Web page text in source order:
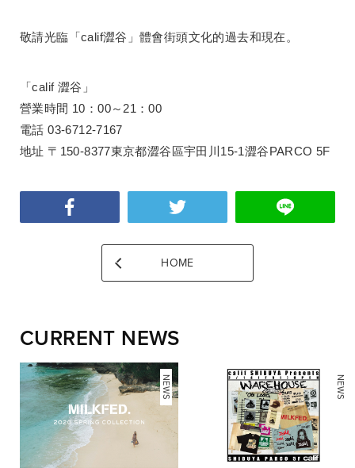
敬請光臨「calif澀谷」體會街頭文化的過去和現在。
「calif 澀谷」
營業時間 10：00～21：00
電話 03-6712-7167
地址 〒150-8377東京都澀谷區宇田川15-1澀谷PARCO 5F
HOME
CURRENT NEWS
NEWS NEWS